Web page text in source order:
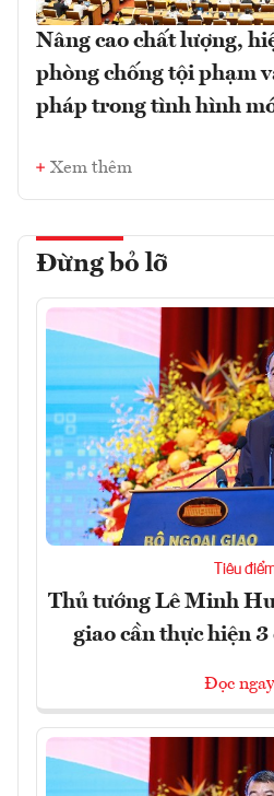
Nâng cao chất lượng,
phòng chống tội phạm
pháp trong tình hình
Xem thêm
Đừng bỏ lỡ
Tiêu
Thủ tướng Lê Minh
giao cần thực hiện
Đọc ngay